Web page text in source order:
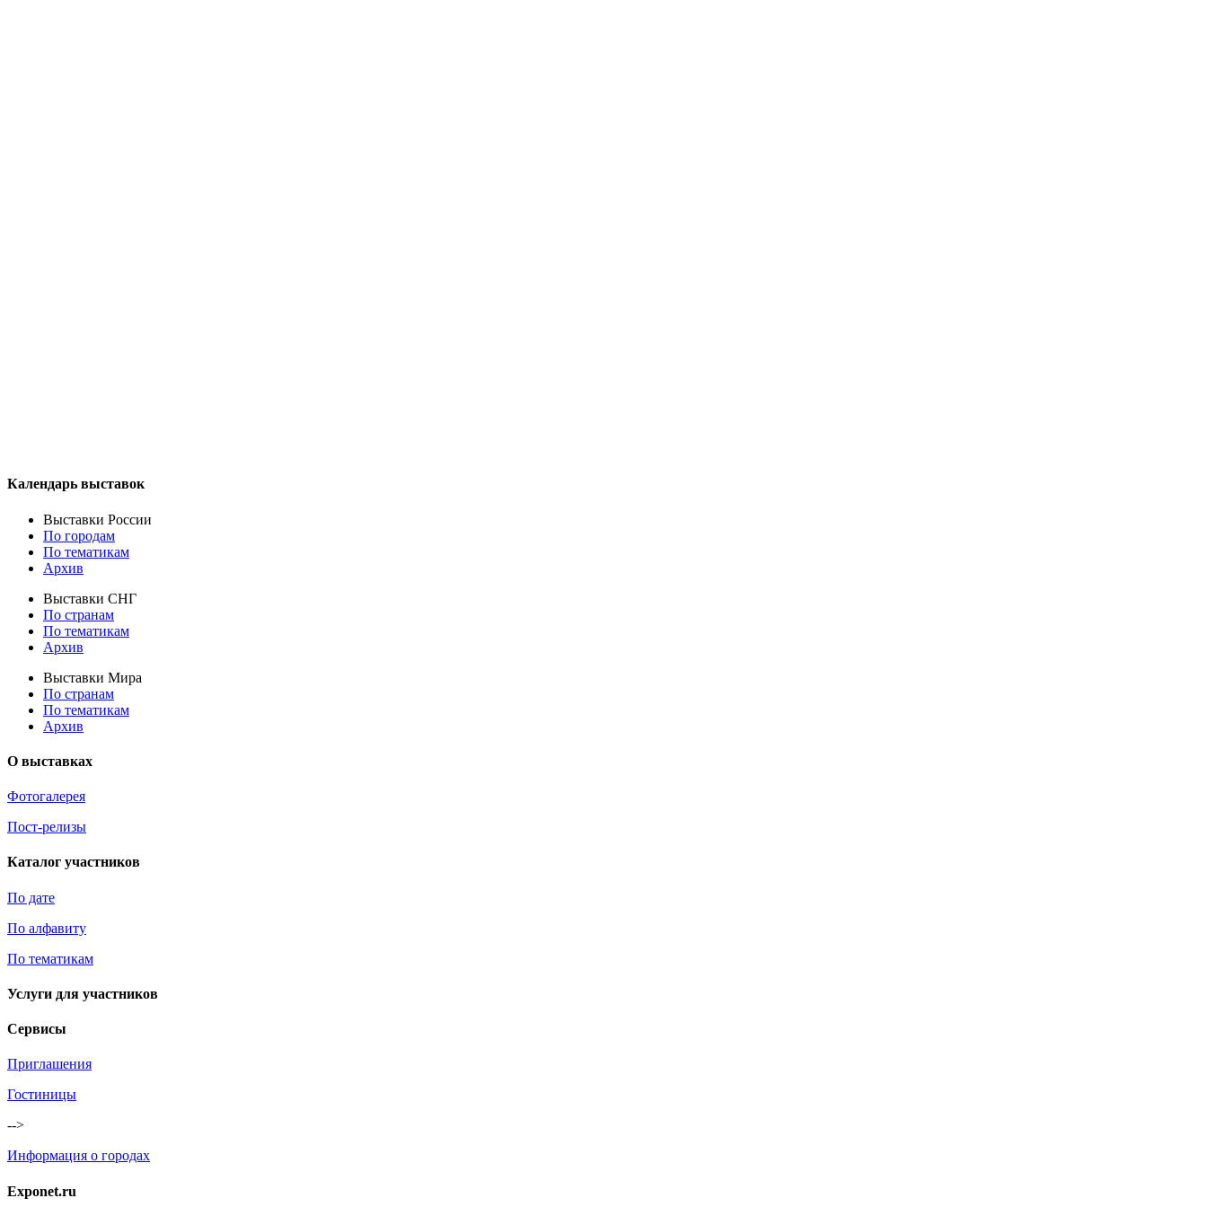
Календарь выставок
Выставки России
По городам
По тематикам
Архив
Выставки СНГ
По странам
По тематикам
Архив
Выставки Мира
По странам
По тематикам
Архив
О выставках
Фотогалерея
Пост-релизы
Каталог участников
По дате
По алфавиту
По тематикам
Услуги для участников
Сервисы
Приглашения
Гостиницы
-->
Информация о городах
Exponet.ru